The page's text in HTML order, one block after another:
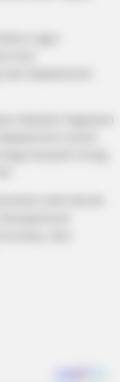
ingin
ikut
kepedulian
sekadar kegiatan
banyak orang
stok darah,